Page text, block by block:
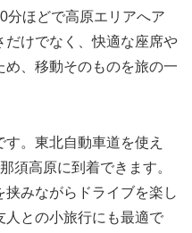
分ほどで高原エリアへア
だけでなく、快適な座席や
、移動そのものを旅の一
。東北自動車道を使え
須高原に到着できます。
みながらドライブを楽し
人との小旅行にも最適で